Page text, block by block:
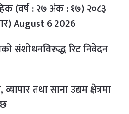
(वर्ष : २७ अंक : १७) २०८३
August 6 2026
संशोधनविरूद्ध रिट निवेदन
तथा साना उद्यम क्षेत्रमा